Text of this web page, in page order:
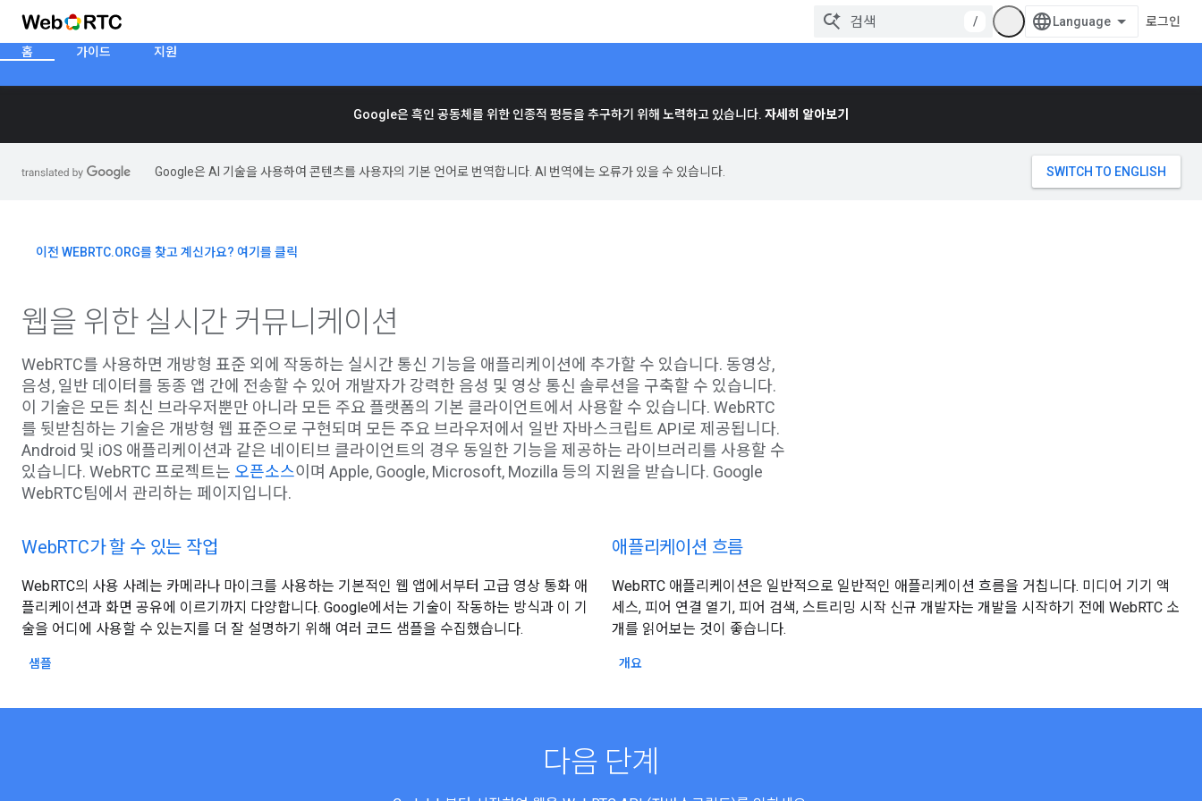
/ 로그인
홈 가이드 지원
Google은 흑인 공동체를 위한 인종적 평등을 추구하기 위해 노력하고 있습니다. 자세히 알아보기
Google은 AI 기술을 사용하여 콘텐츠를 사용자의 기본 언어로 번역합니다. AI 번역에는 오류가 있을 수 있습니다.
이전 WEBRTC.ORG를 찾고 계신가요? 여기를 클릭
웹을 위한 실시간 커뮤니케이션
WebRTC를 사용하면 개방형 표준 외에 작동하는 실시간 통신 기능을 애플리케이션에 추가할 수 있습니다. 동영상,
음성, 일반 데이터를 동종 앱 간에 전송할 수 있어 개발자가 강력한 음성 및 영상 통신 솔루션을 구축할 수 있습니다.
이 기술은 모든 최신 브라우저뿐만 아니라 모든 주요 플랫폼의 기본 클라이언트에서 사용할 수 있습니다. WebRTC
를 뒷받침하는 기술은 개방형 웹 표준으로 구현되며 모든 주요 브라우저에서 일반 자바스크립트 API로 제공됩니다.
Android 및 iOS 애플리케이션과 같은 네이티브 클라이언트의 경우 동일한 기능을 제공하는 라이브러리를 사용할 수
있습니다. WebRTC 프로젝트는 오픈소스이며 Apple, Google, Microsoft, Mozilla 등의 지원을 받습니다. Google
WebRTC팀에서 관리하는 페이지입니다.
WebRTC가 할 수 있는 작업
WebRTC의 사용 사례는 카메라나 마이크를 사용하는 기본적인 웹 앱에서부터 고급 영상 통화 애
플리케이션과 화면 공유에 이르기까지 다양합니다. Google에서는 기술이 작동하는 방식과 이 기
술을 어디에 사용할 수 있는지를 더 잘 설명하기 위해 여러 코드 샘플을 수집했습니다.
샘플
애플리케이션 흐름
WebRTC 애플리케이션은 일반적으로 일반적인 애플리케이션 흐름을 거칩니다. 미디어 기기 액
세스, 피어 연결 열기, 피어 검색, 스트리밍 시작 신규 개발자는 개발을 시작하기 전에 WebRTC 소
개를 읽어보는 것이 좋습니다.
개요
다음 단계